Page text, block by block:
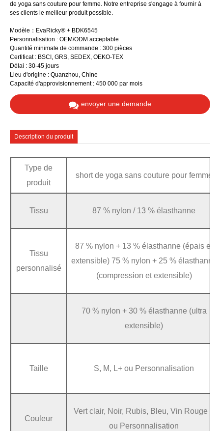
de yoga sans couture pour femme. Notre entreprise s'engage à fournir à
ses clients le meilleur produit possible.
Modèle：EvaRicky® + BDK6545
Personnalisation : OEM/ODM acceptable
Quantité minimale de commande : 300 pièces
Certificat : BSCI, GRS, SEDEX, OEKO-TEX
Délai : 30-45 jours
Lieu d'origine : Quanzhou, Chine
Capacité d'approvisionnement : 450 000 par mois
envoyer une demande
Description du produit
Type de
produit
short de yoga sans couture pour femme
Tissu 87 % nylon / 13 % élasthanne
Tissu
personnalisé
87 % nylon + 13 % élasthanne (épais et
extensible) 75 % nylon + 25 % élasthanne
(compression et extensible)
70 % nylon + 30 % élasthanne (ultra
extensible)
Taille S, M, L+ ou Personnalisation
Couleur
Vert clair, Noir, Rubis, Bleu, Vin Rouge +
ou Personnalisation